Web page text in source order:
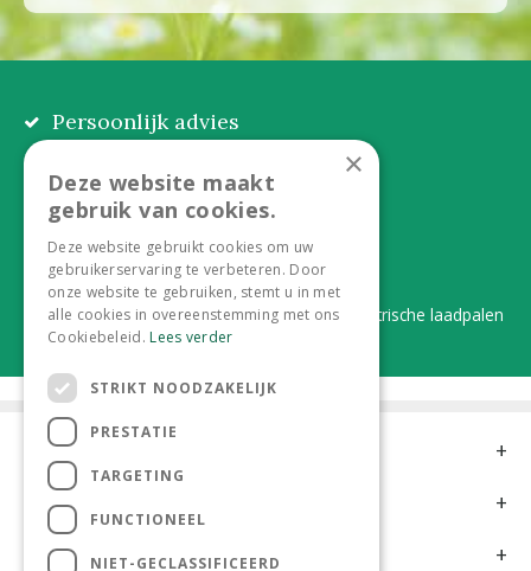
Persoonlijk advies
Alles onder één dak
Duurzaam en dorpsgemak
Lever je statiegeldflessen bij ons in én elektrische laadpalen
Contact
Openingstijden
Meer informatie
×
Deze website maakt
gebruik van cookies.
Deze website gebruikt cookies om uw
gebruikerservaring te verbeteren. Door
onze website te gebruiken, stemt u in met
alle cookies in overeenstemming met ons
Cookiebeleid. Lees verder
STRIKT NOODZAKELIJK
PRESTATIE
TARGETING
FUNCTIONEEL
NIET-GECLASSIFICEERD